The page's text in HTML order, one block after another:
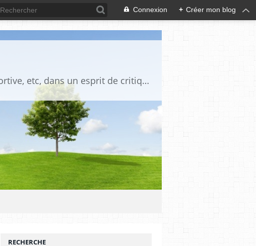
Connexion + Créer mon blog
Blog destiné à commenter l'actualité, politique, économique, culturelle, sportive, etc, dans un esprit de critique philosophique, d'esprit chrétien et français.La collaboration des lecteurs est souhaitée, de même que la courtoisie, et l'esprit de tolérance.
RECHERCHE